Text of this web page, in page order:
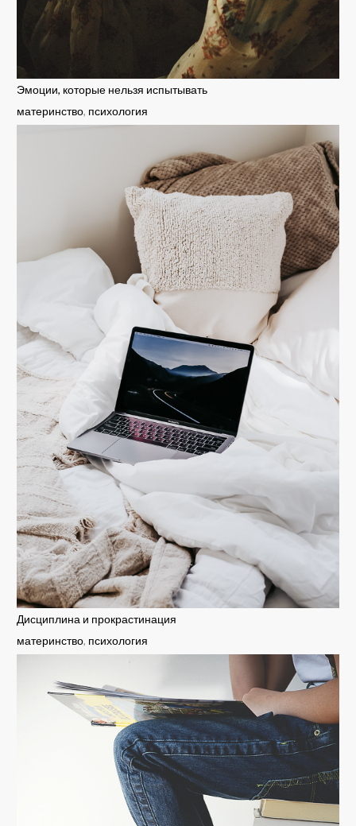
Эмоции, которые нельзя испытывать
материнство, психология
Дисциплина и прокрастинация
материнство, психология